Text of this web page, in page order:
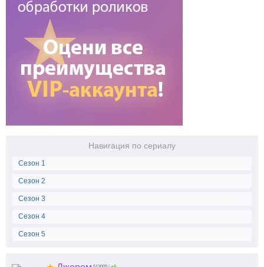
Нет
Субтитры №1
Simplified (SDH)
Traditional (SDH)
Субтитры №4
Субтитры №5
NewStation
Навигация по сериалу
Сезон 1
Сезон 2
Сезон 3
Сезон 4
Сезон 5